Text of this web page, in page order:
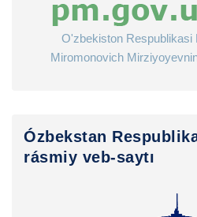
O'zbekiston Respublikasi
Miromonovich
Ózbekstan
rásmiy veb-saytı